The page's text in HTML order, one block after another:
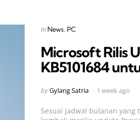
Categories
Posted
in News PC
Microsoft Rilis
KB5101684
Posted
byGylang Satria 1 week ago
Sesuai jadwal bulanan